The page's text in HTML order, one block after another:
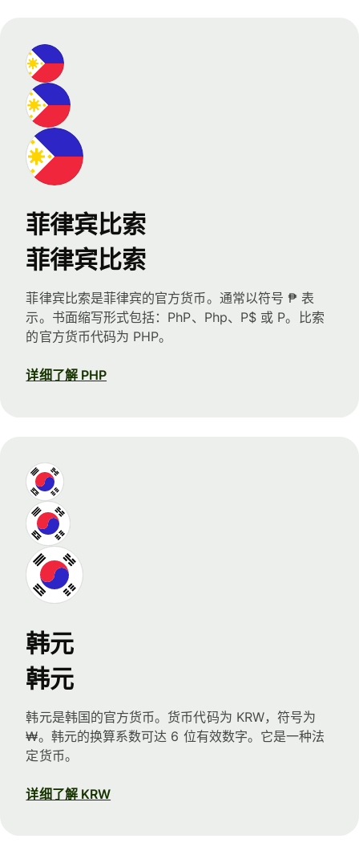
菲律宾比索
菲律宾比索
菲律宾比索是菲律宾的官方货币。通常以符号 ₱ 表
示。书面缩写形式包括：PhP、Php、P$ 或 P。比索
的官方货币代码为 PHP。
详细了解 PHP
韩元
韩元
韩元是韩国的官方货币。货币代码为 KRW，符号为
₩。韩元的换算系数可达 6 位有效数字。它是一种法
定货币。
详细了解 KRW